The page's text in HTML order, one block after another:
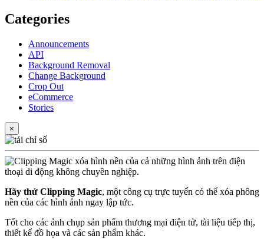
Categories
Announcements
API
Background Removal
Change Background
Crop Out
eCommerce
Stories
×
Hãy thử Clipping Magic, một công cụ trực tuyến có thể xóa phông
nền của các hình ảnh ngay lập tức.
Tốt cho các ảnh chụp sản phẩm thương mại điện tử, tài liệu tiếp thị,
thiết kế đồ họa và các sản phẩm khác.